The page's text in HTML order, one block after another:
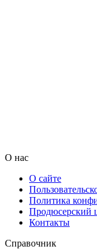
О нас
О сайте
Политика
Продюсерский
Контакты
Справочник